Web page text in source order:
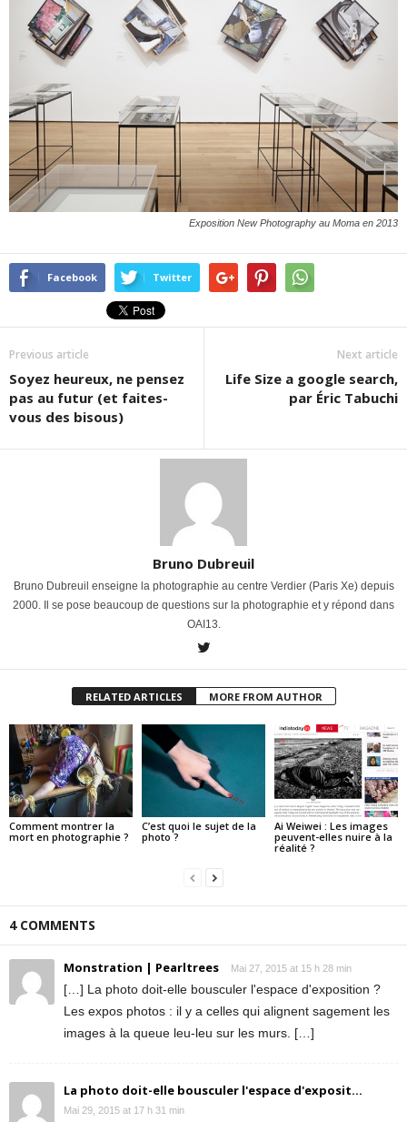
Exposition New Photography au Moma en 2013
Facebook Twitter
Previous article
Soyez heureux, ne pensez
pas au futur (et faites-
vous des bisous)
Next article
Life Size a google search,
par Éric Tabuchi
Bruno Dubreuil
Bruno Dubreuil enseigne la photographie au centre Verdier (Paris Xe) depuis
2000. Il se pose beaucoup de questions sur la photographie et y répond dans
OAI13.
RELATED ARTICLES MORE FROM AUTHOR
Comment montrer la
mort en photographie ?
C’est quoi le sujet de la
photo ?
Ai Weiwei : Les images
peuvent-elles nuire à la
réalité ?
4 COMMENTS
Monstration | Pearltrees Mai 27, 2015 at 15 h 28 min
[…] La photo doit-elle bousculer l'espace d'exposition ?
Les expos photos : il y a celles qui alignent sagement les
images à la queue leu-leu sur les murs. […]
La photo doit-elle bousculer l'espace d'exposit...
Mai 29, 2015 at 17 h 31 min